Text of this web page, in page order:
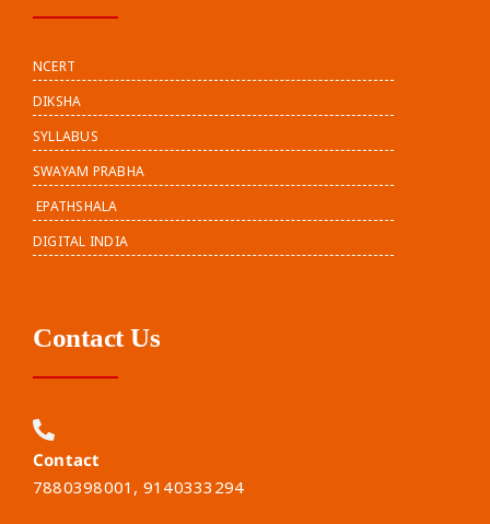
NCERT
DIKSHA
SYLLABUS
SWAYAM PRABHA
EPATHSHALA
DIGITAL INDIA
Contact Us
Contact
7880398001, 9140333294